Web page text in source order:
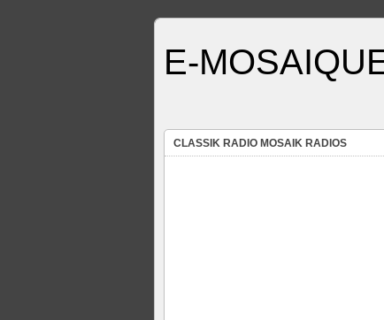
E-
CLASSIK RADIO MOSAIK RADIOS